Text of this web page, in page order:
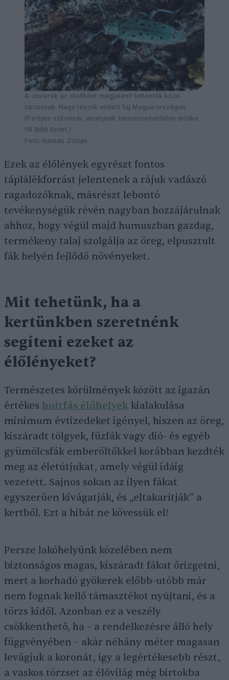
A cincérek az elsőként megjelenő lebontók közé
tartoznak. Nagy részük védett faj Magyarországon.
(Pettyes szilcincér, amelynek természetvédelmi értéke
10 000 forint.)
Fotó: Kántás Zoltán
Ezek az élőlények egyrészt fontos
táplálékforrást jelentenek a rájuk vadászó
ragadozóknak, másrészt lebontó
tevékenységük révén nagyban hozzájárulnak
ahhoz, hogy végül majd humuszban gazdag,
termékeny talaj szolgálja az öreg, elpusztult
fák helyén fejlődő növényeket.
Mit tehetünk, ha a
kertünkben szeretnénk
segíteni ezeket az
élőlényeket?
Természetes körülmények között az igazán
értékes holtfás élőhelyek kialakulása
minimum évtizedeket igényel, hiszen az öreg,
kiszáradt tölgyek, fűzfák vagy dió- és egyéb
gyümölcsfák emberöltőkkel korábban kezdték
meg az életútjukat, amely végül idáig
vezetett. Sajnos sokan az ilyen fákat
egyszerűen kivágatják, és „eltakarítják” a
kertből. Ezt a hibát ne kövessük el!
Persze lakóhelyünk közelében nem
biztonságos magas, kiszáradt fákat őrizgetni,
mert a korhadó gyökerek előbb-utóbb már
nem fognak kellő támasztékot nyújtani, és a
törzs kidől. Azonban ez a veszély
csökkenthető, ha – a rendelkezésre álló hely
függvényében – akár néhány méter magasan
levágjuk a koronát, így a legértékesebb részt,
a vaskos törzset az élővilág még birtokba